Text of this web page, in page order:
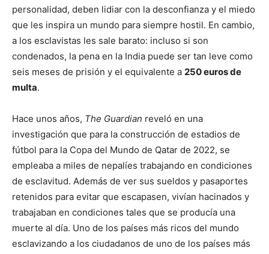
personalidad, deben lidiar con la desconfianza y el miedo
que les inspira un mundo para siempre hostil. En cambio,
a los esclavistas les sale barato: incluso si son
condenados, la pena en la India puede ser tan leve como
seis meses de prisión y el equivalente a 250 euros de
multa.
Hace unos años, The Guardian reveló en una
investigación que para la construcción de estadios de
fútbol para la Copa del Mundo de Qatar de 2022, se
empleaba a miles de nepalíes trabajando en condiciones
de esclavitud. Además de ver sus sueldos y pasaportes
retenidos para evitar que escapasen, vivían hacinados y
trabajaban en condiciones tales que se producía una
muerte al día. Uno de los países más ricos del mundo
esclavizando a los ciudadanos de uno de los países más